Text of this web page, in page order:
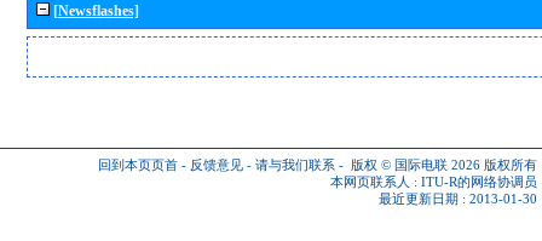
[Newsflashes]
回到本页页首 - 反馈意见 - 请与我们联系 - 版权 © 国际电联 2026 版权所有
本网页联系人 : ITU-R的网络协调员
最近更新日期 : 2013-01-30